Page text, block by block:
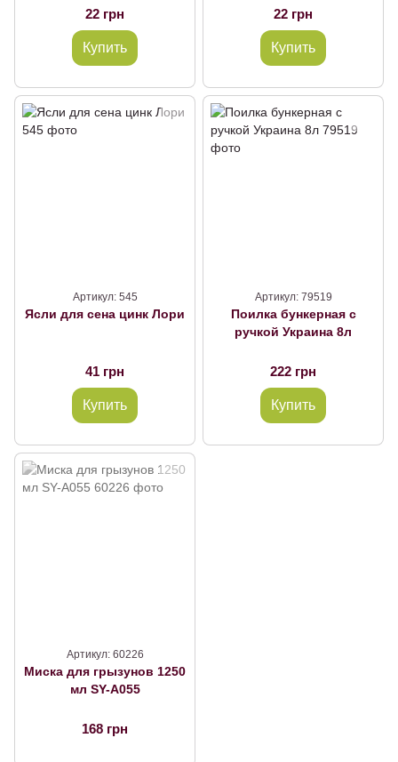
22 грн
Купить
22 грн
Купить
Артикул: 545
Ясли для сена цинк Лори
41 грн
Купить
Артикул: 79519
Поилка бункерная с
ручкой Украина 8л
222 грн
Купить
Артикул: 60226
Миска для грызунов 1250
мл SY-A055
168 грн